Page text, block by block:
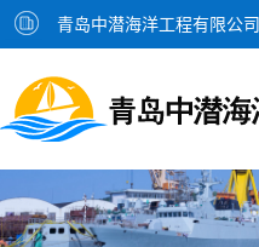
青岛中潜海洋工程有限公司